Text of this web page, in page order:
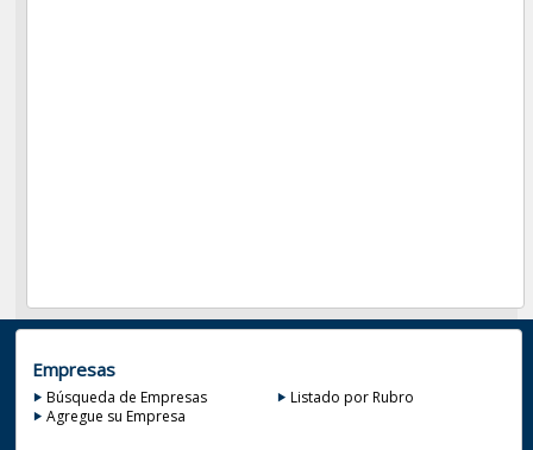
Empresas
Búsqueda de Empresas
Listado por Rubro
Agregue su Empresa